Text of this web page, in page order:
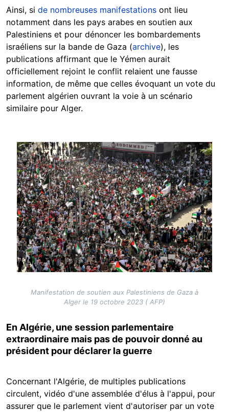
Ainsi, si de nombreuses manifestations ont lieu
notamment dans les pays arabes en soutien aux
Palestiniens et pour dénoncer les bombardements
israéliens sur la bande de Gaza (archive), les
publications affirmant que le Yémen aurait
officiellement rejoint le conflit relaient une fausse
information, de même que celles évoquant un vote du
parlement algérien ouvrant la voie à un scénario
similaire pour Alger.
Image
Manifestation de soutien aux Palestiniens de Gaza à
Alger le 19 octobre 2023 ( AFP)
En Algérie, une session parlementaire
extraordinaire mais pas de pouvoir donné au
président pour déclarer la guerre
Concernant l'Algérie, de multiples publications
circulent, vidéo d'une assemblée d'élus à l'appui, pour
assurer que le parlement vient d'autoriser par un vote